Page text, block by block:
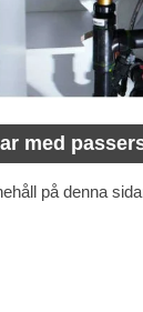
med
på denna